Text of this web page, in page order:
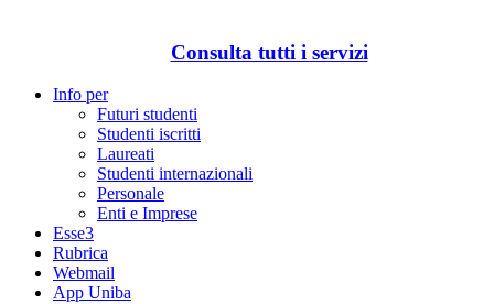
Consulta tutti i servizi
Info per
Futuri studenti
Studenti iscritti
Laureati
Studenti internazionali
Personale
Enti e Imprese
Esse3
Rubrica
Webmail
App Uniba